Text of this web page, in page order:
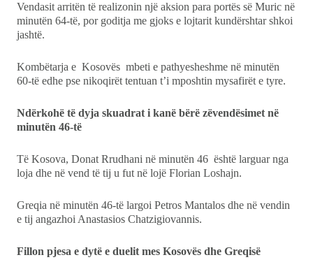
Udhëtime
Vendasit arritën të realizonin një aksion para portës së Muric në
minutën 64-të, por goditja me gjoks e lojtarit kundërshtar shkoi
jashtë.
Kombëtarja e Kosovës mbeti e pathyesheshme në minutën
60-të edhe pse nikoqirët tentuan t’i mposhtin mysafirët e tyre.
Ndërkohë të dyja skuadrat i kanë bërë zëvendësimet në
minutën 46-të
Të Kosova, Donat Rrudhani në minutën 46 është larguar nga
loja dhe në vend të tij u fut në lojë Florian Loshajn.
Greqia në minutën 46-të largoi Petros Mantalos dhe në vendin
e tij angazhoi Anastasios Chatzigiovannis.
Fillon pjesa e dytë e duelit mes Kosovës dhe Greqisë